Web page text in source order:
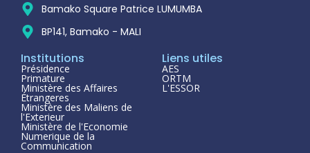
Bamako Square Patrice LUMUMBA
BP141, Bamako - MALI
Institutions
Présidence
Primature
Ministère des Affaires
Étrangeres
Ministère des Maliens de
l'Exterieur
Ministère de l'Economie
Numerique de la
Communication
Liens utiles
AES
ORTM
L'ESSOR